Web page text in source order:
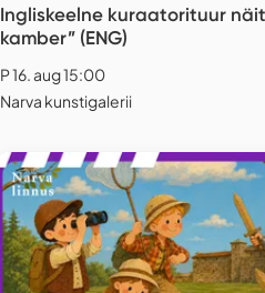
Ingliskeelne kuraatorituur
kamber” (ENG)
P 16. aug 15:00
Narva kunstigalerii